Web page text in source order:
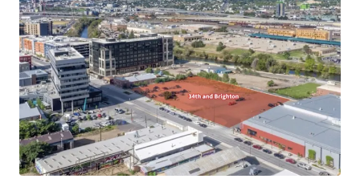
Prime location with great visibility
High density zoning
Positioned for above market value growth
potential
Connectivity through nearby transit routes